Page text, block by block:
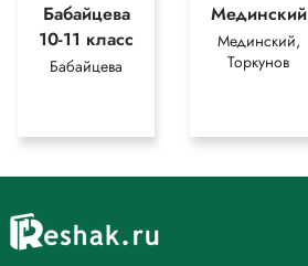
Бабайцева
10-11 класс
Бабайцева
Мединский
Мединский,
Торкунов